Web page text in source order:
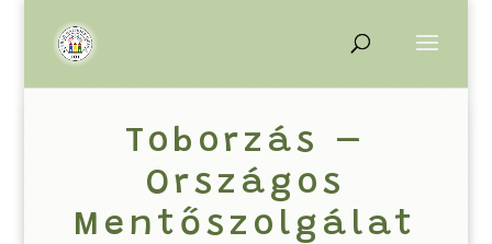
Toborzás –
Országos
Mentőszolgálat